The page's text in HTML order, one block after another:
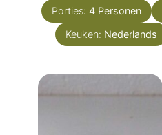
Porties: 4 Personen
Keuken: Nederlands